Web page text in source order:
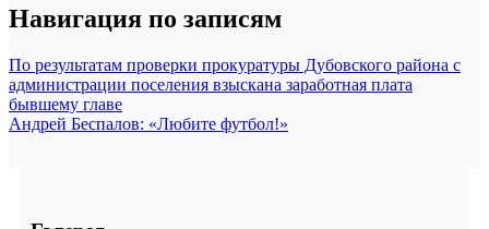
Навигация по записям
По результатам проверки прокуратуры Дубовского района с
администрации поселения взыскана заработная плата
бывшему главе
Андрей Беспалов: «Любите футбол!»